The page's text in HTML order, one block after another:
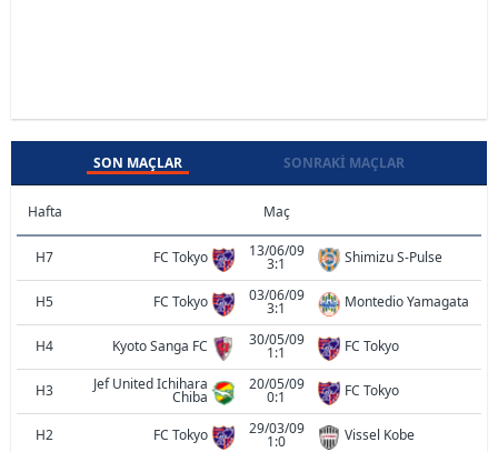
SON MAÇLAR SONRAKI MAÇLAR
Hafta Maç
H7 FC Tokyo 13/06/09
3:1 Shimizu S-Pulse
H5 FC Tokyo 03/06/09
3:1 Montedio Yamagata
H4 Kyoto Sanga FC 30/05/09
1:1 FC Tokyo
H3 Jef United Ichihara
Chiba
20/05/09
0:1 FC Tokyo
H2 FC Tokyo 29/03/09
1:0 Vissel Kobe